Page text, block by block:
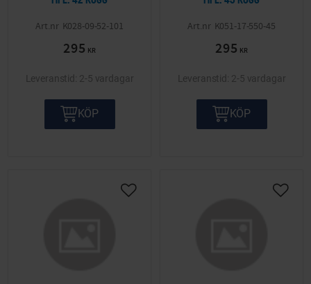
K028-09-52-101
295 KR
2-5 vardagar
KÖP
K051-17-550-45
295 KR
2-5 vardagar
KÖP
Lägg till i önskelista Lägg